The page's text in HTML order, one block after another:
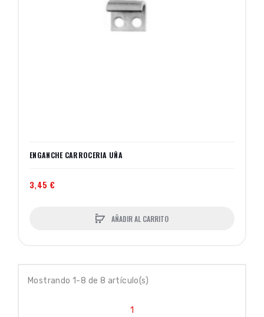
ENGANCHE CARROCERIA UÑA
3,45 €
AÑADIR AL CARRITO
Mostrando 1-8 de 8 artículo(s)
1